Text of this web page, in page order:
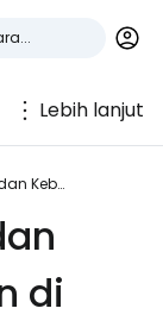
Lebih lanjut
Kedatangan dan Keberangkatan
di
dunia